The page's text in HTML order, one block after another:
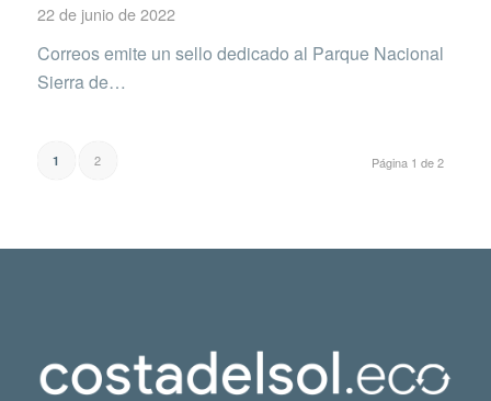
22 de junio de 2022
Correos emite un sello dedicado al Parque Nacional
Sierra de…
Página 1 de 2
1 2